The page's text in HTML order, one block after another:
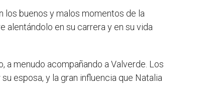
los buenos y malos momentos de la
alentándolo en su carrera y en su vida
menudo acompañando a Valverde. Los
esposa, y la gran influencia que Natalia